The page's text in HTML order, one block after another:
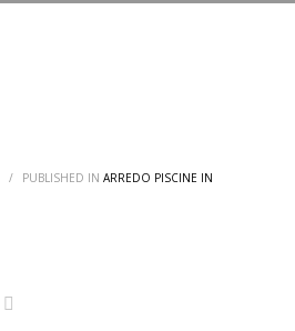
/ PUBLISHED IN ARREDO PISCINE IN